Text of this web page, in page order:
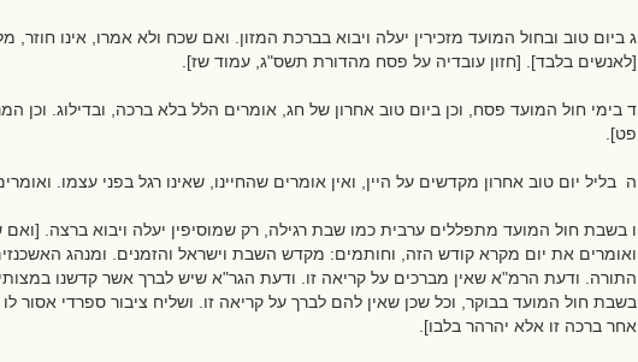
ג ביום טוב ובחול המועד מזכירין יעלה ויבוא בברכת המזון. ואם שכח ולא אמרו, אינו
[לאנשים בלבד]. [חזון עובדיה על פסח מהדורת תשס"ג, עמוד שז].
ד בימי חול המועד פסח, וכן ביום טוב אחרון של חג, אומרים הלל בלא ברכה, ובדילוג.
פט].
ה בליל יום טוב אחרון מקדשים על היין, ואין אומרים שהחיינו, שאינו רגל בפני עצמו.
ו בשבת חול המועד מתפללים ערבית כמו שבת רגילה, רק שמוסיפין יעלה ויבוא ברצה.
ואומרים את יום מקרא קודש הזה, וחותמים: מקדש השבת וישראל והזמנים. ומנהג
התורה. ודעת הרמ"א שאין מברכים על קריאה זו. ודעת הגר"א שיש לברך אשר קדשנו
בשבת חול המועד בבוקר, וכל שכן שאין להם לברך על קריאה זו. ושליח ציבור ספרדי אסור
אחר ברכה זו אלא יהרהר בלבו].